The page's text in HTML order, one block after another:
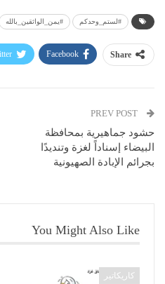
#لستم_وحدكم #يمن_الواثقين_بالله
Share
Facebook
حشود جماهيرية بمحافظة
البيضاء إسناداً لغزة وتنديدًا
بجرائم الإبادة الصهيونية
You Might Also Like
كاريكاتير